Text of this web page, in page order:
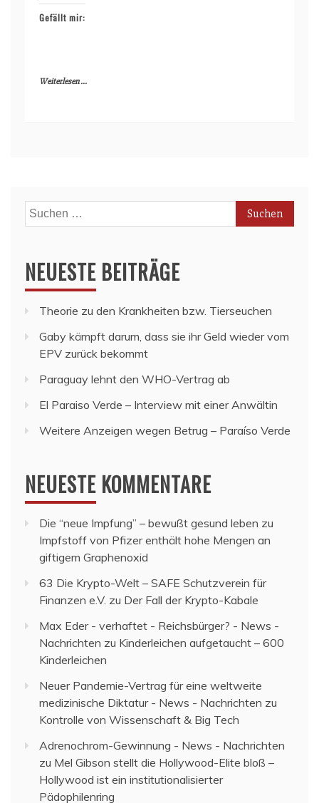
Gefällt mir:
Weiterlesen ...
Suchen
nach:
NEUESTE BEITRÄGE
Theorie zu den Krankheiten bzw. Tierseuchen
Gaby kämpft darum, dass sie ihr Geld wieder vom
EPV zurück bekommt
Paraguay lehnt den WHO-Vertrag ab
El Paraiso Verde – Interview mit einer Anwältin
Weitere Anzeigen wegen Betrug – Paraíso Verde
NEUESTE KOMMENTARE
Die “neue Impfung” – bewußt gesund leben zu
Impfstoff von Pfizer enthält hohe Mengen an
giftigem Graphenoxid
63 Die Krypto-Welt – SAFE Schutzverein für
Finanzen e.V. zu Der Fall der Krypto-Kabale
Max Eder - verhaftet - Reichsbürger? - News -
Nachrichten zu Kinderleichen aufgetaucht – 600
Kinderleichen
Neuer Pandemie-Vertrag für eine weltweite
medizinische Diktatur - News - Nachrichten zu
Kontrolle von Wissenschaft & Big Tech
Adrenochrom-Gewinnung - News - Nachrichten
zu Mel Gibson stellt die Hollywood-Elite bloß –
Hollywood ist ein institutionalisierter
Pädophilenring